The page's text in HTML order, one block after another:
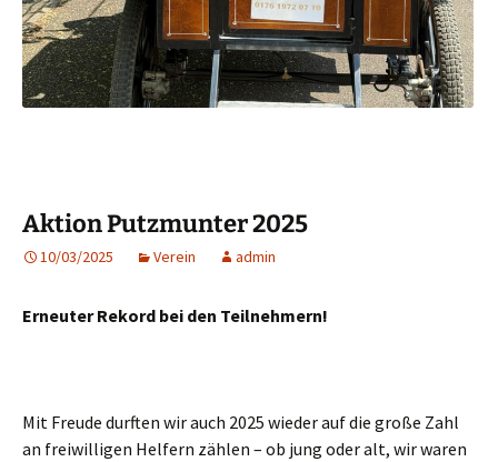
Aktion Putzmunter 2025
10/03/2025 Verein admin
Erneuter Rekord bei den Teilnehmern!
Mit Freude durften wir auch 2025 wieder auf die große Zahl
an freiwilligen Helfern zählen – ob jung oder alt, wir waren